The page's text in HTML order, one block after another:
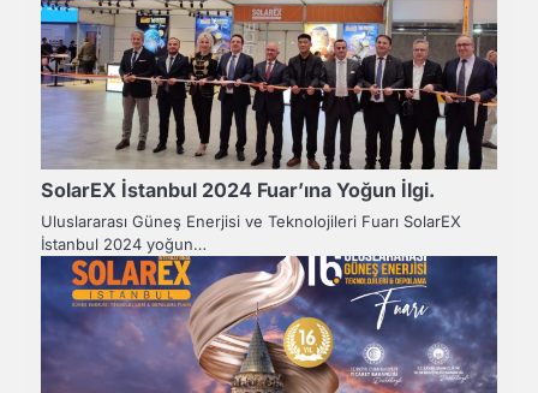
SolarEX İstanbul 2024 Fuar’ına Yoğun İlgi.
Uluslararası Güneş Enerjisi ve Teknolojileri Fuarı SolarEX
İstanbul 2024 yoğun…